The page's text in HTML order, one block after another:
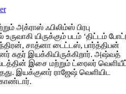
அக்ராஸ் ஃபிலிம்ஸ் பிரபு
யிருக்கும் படம் ‘திட்டம்
சாத்னா டைட்டஸ், பார்த்திபன்
சுதர் இயக்கியிருக்கிறார். அஷ்வத்
இசை மற்றும் ட்ரைலர்
இயக்குனர் ராஜேஷ் வெளியிட